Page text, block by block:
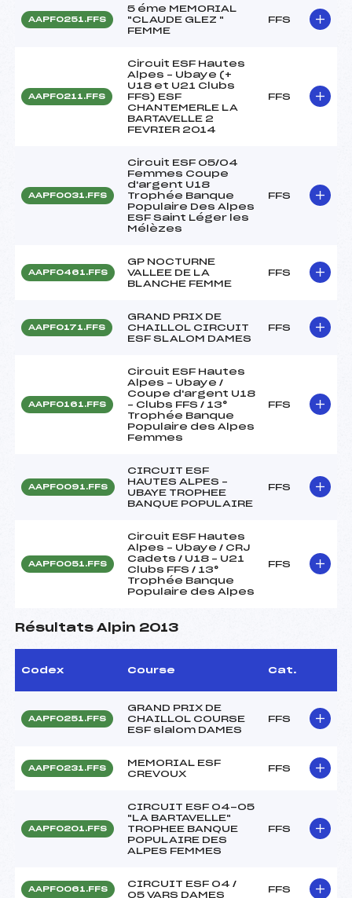
AAPF0251.FFS
5 éme MEMORIAL
"CLAUDE GLEZ "
FEMME
FFS
AAPF0211.FFS
Circuit ESF Hautes
Alpes – Ubaye (+
U18 et U21 Clubs
FFS) ESF
CHANTEMERLE LA
BARTAVELLE 2
FEVRIER 2014
FFS
AAPF0031.FFS
Circuit ESF 05/04
Femmes Coupe
d'argent U18
Trophée Banque
Populaire Des Alpes
ESF Saint Léger les
Mélèzes
FFS
AAPF0461.FFS
GP NOCTURNE
VALLEE DE LA
BLANCHE FEMME
FFS
AAPF0171.FFS
GRAND PRIX DE
CHAILLOL CIRCUIT
ESF SLALOM DAMES
FFS
AAPF0161.FFS
Circuit ESF Hautes
Alpes – Ubaye /
Coupe d'argent U18
– Clubs FFS / 13°
Trophée Banque
Populaire des Alpes
Femmes
FFS
AAPF0091.FFS
CIRCUIT ESF
HAUTES ALPES –
UBAYE TROPHEE
BANQUE POPULAIRE
FFS
AAPF0051.FFS
Circuit ESF Hautes
Alpes – Ubaye / CRJ
Cadets / U18 – U21
Clubs FFS / 13°
Trophée Banque
Populaire des Alpes
FFS
Résultats Alpin 2013
Codex Course Cat.
AAPF0251.FFS
GRAND PRIX DE
CHAILLOL COURSE
ESF slalom DAMES
FFS
AAPF0231.FFS
MEMORIAL ESF
CREVOUX
FFS
AAPF0201.FFS
CIRCUIT ESF 04-05
"LA BARTAVELLE"
TROPHEE BANQUE
POPULAIRE DES
ALPES FEMMES
FFS
AAPF0061.FFS
CIRCUIT ESF 04 /
05 VARS DAMES
FFS